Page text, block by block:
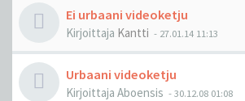
Ei urbaani videoketju
Kirjoittaja Kantti - 27.01.14 11:13
Urbaani videoketju
Kirjoittaja Aboensis -30.12.08 01:08